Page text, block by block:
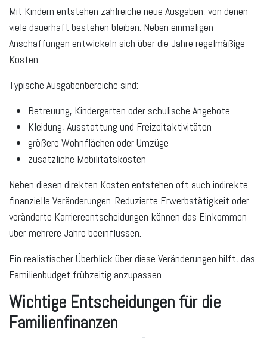
Mit Kindern entstehen zahlreiche neue Ausgaben, von denen
viele dauerhaft bestehen bleiben. Neben einmaligen
Anschaffungen entwickeln sich über die Jahre regelmäßige
Kosten.
Typische Ausgabenbereiche sind:
Betreuung, Kindergarten oder schulische Angebote
Kleidung, Ausstattung und Freizeitaktivitäten
größere Wohnflächen oder Umzüge
zusätzliche Mobilitätskosten
Neben diesen direkten Kosten entstehen oft auch indirekte
finanzielle Veränderungen. Reduzierte Erwerbstätigkeit oder
veränderte Karriereentscheidungen können das Einkommen
über mehrere Jahre beeinflussen.
Ein realistischer Überblick über diese Veränderungen hilft, das
Familienbudget frühzeitig anzupassen.
Wichtige Entscheidungen für die
Familienfinanzen